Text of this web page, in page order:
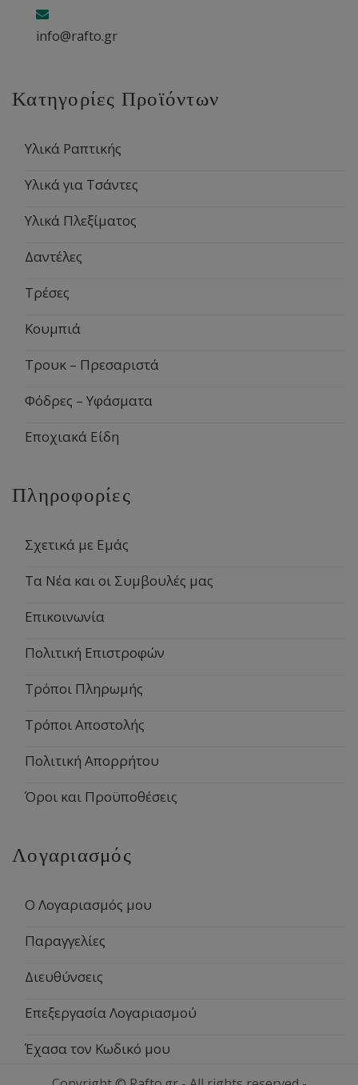
info@rafto.gr
Κατηγορίες Προϊόντων
Υλικά Ραπτικής
Υλικά για Τσάντες
Υλικά Πλεξίματος
Δαντέλες
Τρέσες
Κουμπιά
Τρουκ – Πρεσαριστά
Φόδρες – Υφάσματα
Εποχιακά Είδη
Πληροφορίες
Σχετικά με Εμάς
Τα Νέα και οι Συμβουλές μας
Επικοινωνία
Πολιτική Επιστροφών
Τρόποι Πληρωμής
Τρόποι Αποστολής
Πολιτική Απορρήτου
Όροι και Προϋποθέσεις
Λογαριασμός
Ο Λογαριασμός μου
Παραγγελίες
Διευθύνσεις
Επεξεργασία Λογαριασμού
Έχασα τον Κωδικό μου